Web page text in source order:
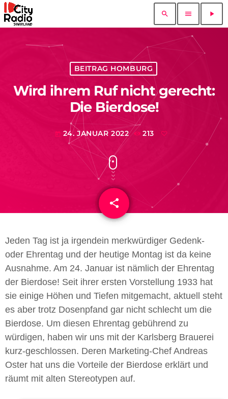
search menu play_arrow
BEITRAG HOMBURG
Wird ihrem Ruf nicht gerecht:
Die Bierdose!
today 24. JANUAR 2022 213
share
email
Jeden Tag ist ja irgendein merkwürdiger Gedenk-
oder Ehrentag und der heutige Montag ist da keine
Ausnahme. Am 24. Januar ist nämlich der Ehrentag
der Bierdose! Seit ihrer ersten Vorstellung 1933 hat
sie einige Höhen und Tiefen mitgemacht, aktuell steht
es aber trotz Dosenpfand gar nicht schlecht um die
Bierdose. Um diesen Ehrentag gebührend zu
würdigen, haben wir uns mit der Karlsberg Brauerei
kurz-geschlossen. Deren Marketing-Chef Andreas
Oster hat uns die Vorteile der Bierdose erklärt und
räumt mit alten Stereotypen auf.